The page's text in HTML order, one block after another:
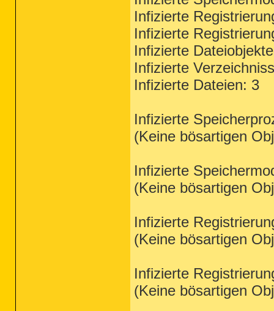
Infizierte
Infizierte
Infizierte
Infizierte
Infizierte Dateien: 3
Infizierte
(Keine bösartigen
Infizierte
(Keine bösartigen
Infizierte
(Keine bösartigen
Infizierte
(Keine bösartigen